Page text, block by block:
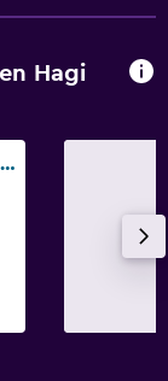
Hagi
Hagi Royal Intelligent Hotel